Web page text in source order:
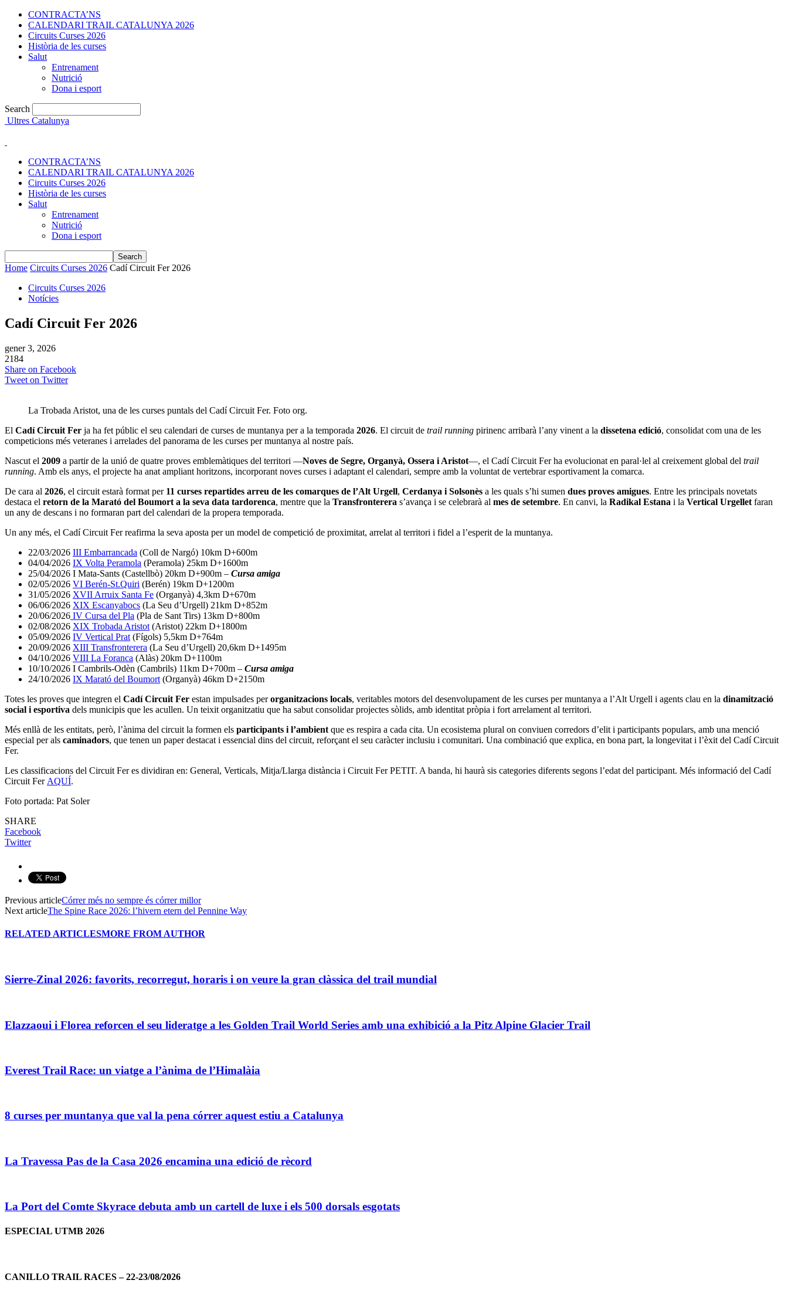
CONTRACTA’NS
CALENDARI TRAIL CATALUNYA 2026
Circuits Curses 2026
Història de les curses
Salut
Entrenament
Nutrició
Dona i esport
Search
Ultres Catalunya
CONTRACTA’NS
CALENDARI TRAIL CATALUNYA 2026
Circuits Curses 2026
Història de les curses
Salut
Entrenament
Nutrició
Dona i esport
Home Circuits Curses 2026 Cadí Circuit Fer 2026
Circuits Curses 2026
Notícies
Cadí Circuit Fer 2026
gener 3, 2026
2184
Share on Facebook
Tweet on Twitter
La Trobada Aristot, una de les curses puntals del Cadí Circuit Fer. Foto org.
El Cadí Circuit Fer ja ha fet públic el seu calendari de curses de muntanya per a la temporada 2026. El circuit de trail running pirinenc arribarà l’any vinent a la dissetena edició, consolidat com una de les
competicions més veteranes i arrelades del panorama de les curses per muntanya al nostre país.
Nascut el 2009 a partir de la unió de quatre proves emblemàtiques del territori —Noves de Segre, Organyà, Ossera i Aristot—, el Cadí Circuit Fer ha evolucionat en paral·lel al creixement global del trail
running. Amb els anys, el projecte ha anat ampliant horitzons, incorporant noves curses i adaptant el calendari, sempre amb la voluntat de vertebrar esportivament la comarca.
De cara al 2026, el circuit estarà format per 11 curses repartides arreu de les comarques de l’Alt Urgell, Cerdanya i Solsonès a les quals s’hi sumen dues proves amigues. Entre les principals novetats
destaca el retorn de la Marató del Boumort a la seva data tardorenca, mentre que la Transfronterera s’avança i se celebrarà al mes de setembre. En canvi, la Radikal Estana i la Vertical Urgellet faran
un any de descans i no formaran part del calendari de la propera temporada.
Un any més, el Cadí Circuit Fer reafirma la seva aposta per un model de competició de proximitat, arrelat al territori i fidel a l’esperit de la muntanya.
22/03/2026 III Embarrancada (Coll de Nargó) 10km D+600m
04/04/2026 IX Volta Peramola (Peramola) 25km D+1600m
25/04/2026 I Mata-Sants (Castellbò) 20km D+900m – Cursa amiga
02/05/2026 VI Berén-St.Quiri (Berén) 19km D+1200m
31/05/2026 XVII Arruix Santa Fe (Organyà) 4,3km D+670m
06/06/2026 XIX Escanyabocs (La Seu d’Urgell) 21km D+852m
20/06/2026 IV Cursa del Pla (Pla de Sant Tirs) 13km D+800m
02/08/2026 XIX Trobada Aristot (Aristot) 22km D+1800m
05/09/2026 IV Vertical Prat (Fígols) 5,5km D+764m
20/09/2026 XIII Transfronterera (La Seu d’Urgell) 20,6km D+1495m
04/10/2026 VIII La Foranca (Alàs) 20km D+1100m
10/10/2026 I Cambrils-Odèn (Cambrils) 11km D+700m – Cursa amiga
24/10/2026 IX Marató del Boumort (Organyà) 46km D+2150m
Totes les proves que integren el Cadí Circuit Fer estan impulsades perorganitzacions locals, veritables motors del desenvolupament de les curses per muntanya a l’Alt Urgell i agents clau en la dinamització
social i esportiva dels municipis que les acullen. Un teixit organitzatiu que ha sabut consolidar projectes sòlids, amb identitat pròpia i fort arrelament al territori.
Més enllà de les entitats, però, l’ànima del circuit la formen els participants i l’ambient que es respira a cada cita. Un ecosistema plural on conviuen corredors d’elit i participants populars, amb una menció
especial per als caminadors, que tenen un paper destacat i essencial dins del circuit, reforçant el seu caràcter inclusiu i comunitari. Una combinació que explica, en bona part, la longevitat i l’èxit del Cadí Circuit
Fer.
Les classificacions del Circuit Fer es dividiran en: General, Verticals, Mitja/Llarga distància i Circuit Fer PETIT. A banda, hi haurà sis categories diferents segons l’edat del participant. Més informació del Cadí
Circuit Fer AQUÍ.
Foto portada: Pat Soler
SHARE
Facebook
Twitter
Previous articleCórrer més no sempre és córrer millor
Next articleThe Spine Race 2026: l’hivern etern del Pennine Way
RELATED ARTICLESMORE FROM AUTHOR
Sierre-Zinal 2026: favorits, recorregut, horaris i on veure la gran clàssica del trail mundial
Elazzaoui i Florea reforcen el seu lideratge a les Golden Trail World Series amb una exhibició a la Pitz Alpine Glacier Trail
Everest Trail Race: un viatge a l’ànima de l’Himalàia
8 curses per muntanya que val la pena córrer aquest estiu a Catalunya
La Travessa Pas de la Casa 2026 encamina una edició de rècord
La Port del Comte Skyrace debuta amb un cartell de luxe i els 500 dorsals esgotats
ESPECIAL UTMB 2026
CANILLO TRAIL RACES – 22-23/08/2026